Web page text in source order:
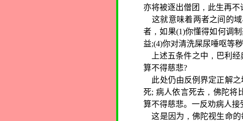
亦将被逐出僧团 ， 此生再不
这就意味着两者之间的
者 ，如果(1)你懂得如何调
益;(4)你对清洗屎尿唾呕等
上述五条件之中 ， 巴利
算不得慈悲?
此处仍由反例界定正解
死; 病人依言死去 ， 佛陀将
算不得慈悲。一反劝病人接
这是因为 ，佛陀视生命